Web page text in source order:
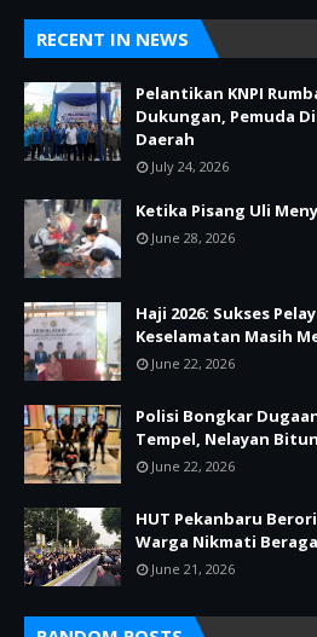
RECENT IN NEWS
Pelantikan KNPI
Dukungan, Pemuda
Daerah
July 24, 2026
Ketika Pisang Uli
June 28, 2026
Haji 2026: Sukses
Keselamatan Masih
June 22, 2026
Polisi Bongkar
Tempel, Nelayan
June 22, 2026
HUT Pekanbaru
Warga Nikmati
June 21, 2026